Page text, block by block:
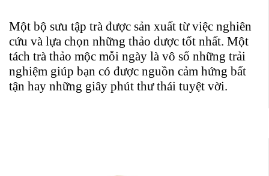
Một bộ sưu tập trà được sản xuất từ việc nghiên
cứu và lựa chọn những thảo dược tốt nhất. Một
tách trà thảo mộc mỗi ngày là vô số những trải
nghiệm giúp bạn có được nguồn cảm hứng bất
tận hay những giây phút thư thái tuyệt vời.